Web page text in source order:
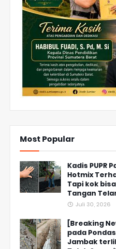
Most Popular
Kadis PUPR
Hotmix
Tapi kok
Tangan
Juli 30, 2026
[Breaking
pada
Jambak